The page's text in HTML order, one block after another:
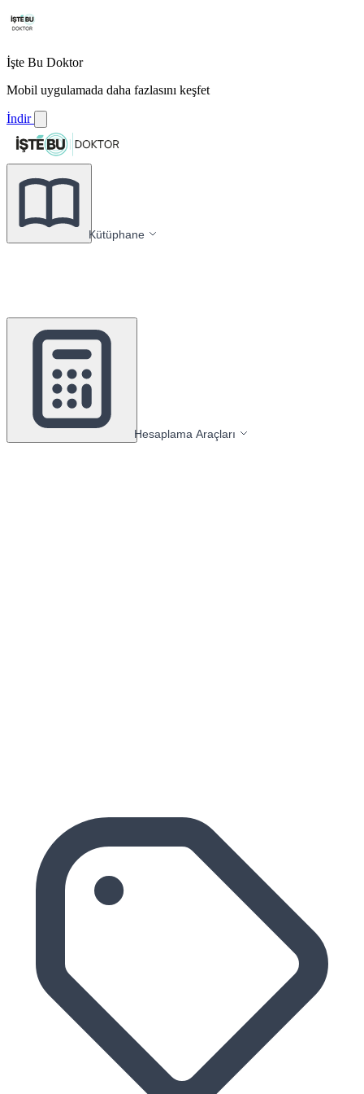
İşte Bu Doktor
Mobil uygulamada daha fazlasını keşfet
İndir
Kütüphane
Hesaplama Araçları